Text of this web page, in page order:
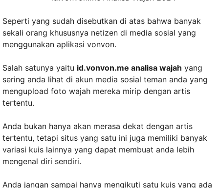
Seperti yang sudah disebutkan di atas bahwa banyak
sekali orang khususnya netizen di media sosial yang
menggunakan aplikasi vonvon.
Salah satunya yaitu id.vonvon.me analisa wajah yang
sering anda lihat di akun media sosial teman anda yang
mengupload foto wajah mereka mirip dengan artis
tertentu.
Anda bukan hanya akan merasa dekat dengan artis
tertentu, tetapi situs yang satu ini juga memiliki banyak
variasi kuis lainnya yang dapat membuat anda lebih
mengenal diri sendiri.
Anda jangan sampai hanya mengikuti satu kuis yang ada